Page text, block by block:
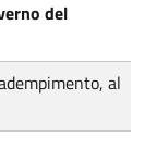
del
al